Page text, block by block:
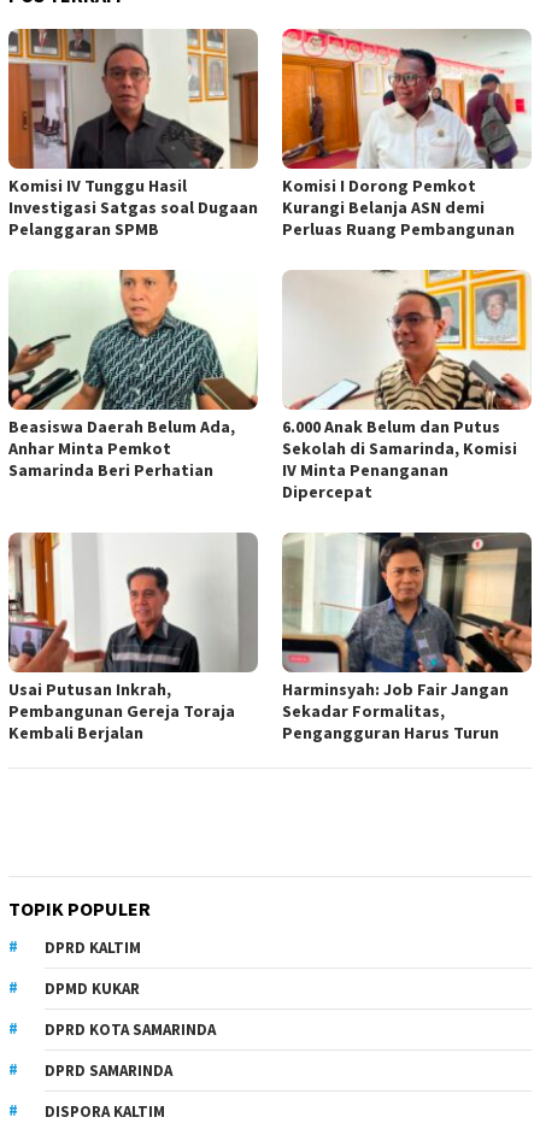
Komisi IV Tunggu Hasil
Investigasi Satgas soal Dugaan
Pelanggaran SPMB
Komisi I Dorong Pemkot
Kurangi Belanja ASN demi
Perluas Ruang Pembangunan
Beasiswa Daerah Belum Ada,
Anhar Minta Pemkot
Samarinda Beri Perhatian
6.000 Anak Belum dan Putus
Sekolah di Samarinda, Komisi
IV Minta Penanganan
Dipercepat
Usai Putusan Inkrah,
Pembangunan Gereja Toraja
Kembali Berjalan
Harminsyah: Job Fair Jangan
Sekadar Formalitas,
Pengangguran Harus Turun
TOPIK POPULER
DPRD KALTIM
DPMD KUKAR
DPRD KOTA SAMARINDA
DPRD SAMARINDA
DISPORA KALTIM